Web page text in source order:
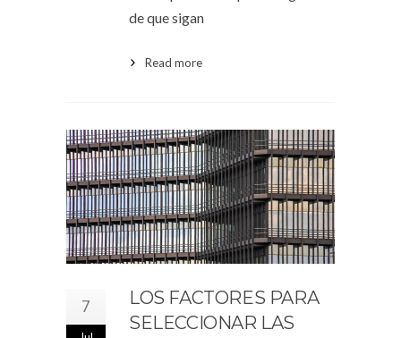
de que sigan
Read more
7
LOS FACTORES PARA
SELECCIONAR LAS